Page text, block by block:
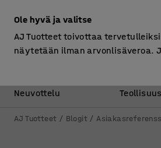
Neuvottelu
Teollisuus
AJ Tuotteet Blogit
Ole hyvä ja valitse
AJ Tuotteet toivottaa
näytetään ilman arvonlisäveroa.